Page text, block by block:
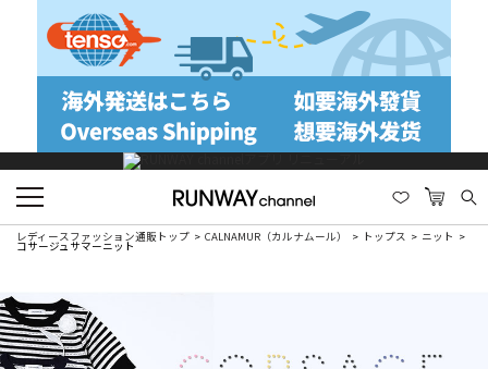
レディースファッション通販トップ CALNAMUR（カルナムール） トップス ニット
コサージュサマーニット